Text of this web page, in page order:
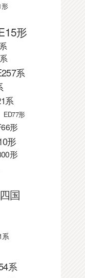
形
形
系
系
ED77形
形
形
形
国
系
系